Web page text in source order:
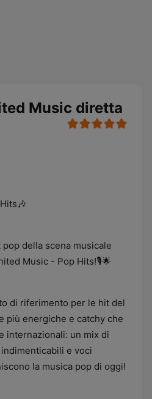
Music diretta
della scena musicale
Music - Pop Hits!🎙️🌟
di riferimento per le hit del
più energiche e catchy che
internazionali: un mix di
e voci
la musica pop di oggi!